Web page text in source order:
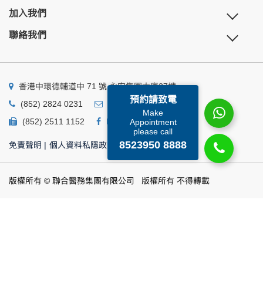
預約請致電
Make
Appointment
please call
8523950 8888
加入我們
聯絡我們
香港中環德輔道中 71 號 永安集團大廈27樓
(852) 2824 0231
business@ump.com.hk
(852) 2511 1152
Facebook Linkedin
免責聲明 | 個人資料私隱政策 | 個人資料收集聲明
版權所有 © 聯合醫務集團有限公司 版權所有 不得轉載